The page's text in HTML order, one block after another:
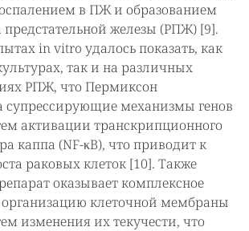
в ПЖ и образованием
железы (РПЖ) [9].
in vitro удалось показать, как
так и на различных
РПЖ, что Пермиксон
супрессирующие механизмы генов
активации транскрипционного
каппа (NF-κB), что приводит к
раковых клеток [10]. Также
оказывает комплексное
организацию клеточной мембраны
изменения их текучести, что